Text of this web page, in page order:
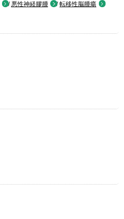
/悪性神経膠腫 /転移性脳腫瘍